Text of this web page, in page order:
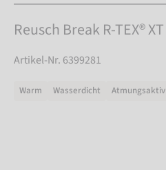
Reusch Break R-TEX® XT
Artikel-Nr. 6399281
Warm Wasserdicht Atmungsaktiv